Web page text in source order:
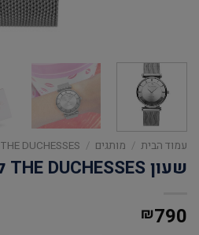
עמוד הבית / מותגים /
THE DUCHESSES
שעון THE DUCHESSES לאישה
₪790